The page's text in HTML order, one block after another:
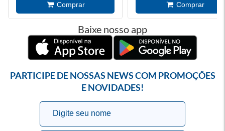
Baixe nosso app
PARTICIPE DE NOSSAS NEWS COM PROMOÇÕES
E NOVIDADES!